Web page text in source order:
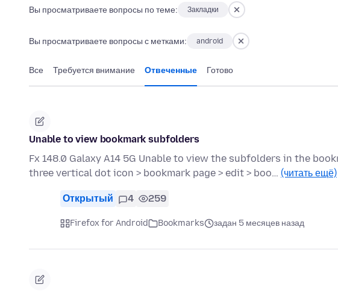
Вы просматриваете вопросы по теме: Закладки
Вы просматриваете вопросы с метками: android
Все Требуется внимание Отвеченные Готово
Unable to view bookmark subfolders
Fx 148.0 Galaxy A14 5G Unable to view the subfolders in the
three vertical dot icon > bookmark page > edit > boo… (читать ещё)
Открытый 4 259
Firefox for Android Bookmarks задан 5 месяцев назад